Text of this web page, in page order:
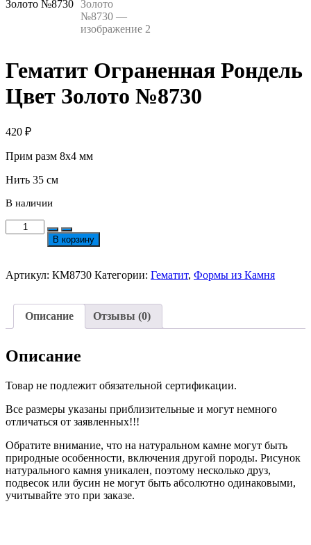
Гематит Ограненная Рондель
Цвет Золото №8730
420 ₽
Прим разм 8х4 мм
Нить 35 см
В наличии
Количество
товара
Рондель
№8730
В корзину
Артикул: КМ8730 Категории: Гематит, Формы из Камня
Описание Отзывы (0)
Описание
Товар не подлежит обязательной сертификации.
Все размеры указаны приблизительные и могут немного
отличаться от заявленных!!!
Обратите внимание, что на натуральном камне могут быть
природные особенности, включения другой породы. Рисунок
натурального камня уникален, поэтому несколько друз,
подвесок или бусин не могут быть абсолютно одинаковыми,
учитывайте это при заказе.